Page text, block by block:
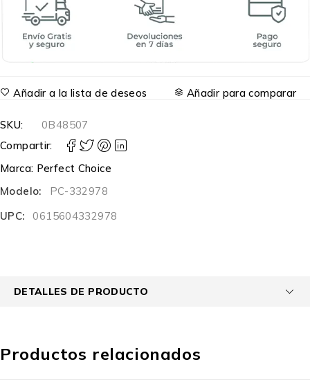
Añadir a la lista de deseos Añadir para comparar
SKU:
0B48507
Compartir:
Marca: Perfect Choice
Modelo:
PC-332978
UPC:
0615604332978
DETALLES DE PRODUCTO
Productos relacionados